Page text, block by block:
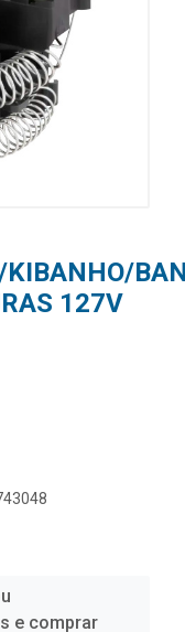
KIBANHO/
127V
e comprar